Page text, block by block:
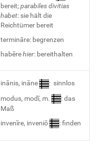
bereit;parabiles divitias
habet: sie hält die
Reichtümer bereit
termināre: begrenzen
habērehier: bereithalten
inānis, ināne
: sinnlos
modus, modī, m.
: das
Maß
invenīre, inveniō
: finden